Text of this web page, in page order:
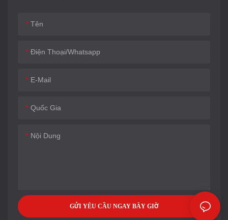
Tên
Điện Thoại/whatsapp
E-Mail
Quốc Gia
Nội Dung
GỬI YÊU CẦU NGAY BÂY GIỜ